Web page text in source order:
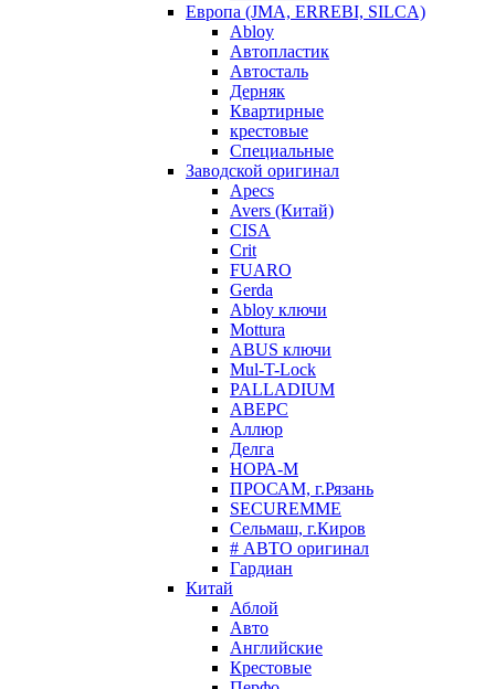
Европа (JMA, ERREBI, SILCA)
Abloy
Автопластик
Автосталь
Дерняк
Квартирные
крестовые
Специальные
Заводской оригинал
Apecs
Avers (Китай)
CISA
Crit
FUARO
Gerda
Abloy ключи
Mottura
ABUS ключи
Mul-T-Lock
PALLADIUM
АВЕРС
Аллюр
Делга
НОРА-М
ПРОСАМ, г.Рязань
SECUREMME
Сельмаш, г.Киров
# АВТО оригинал
Гардиан
Китай
Аблой
Авто
Английские
Крестовые